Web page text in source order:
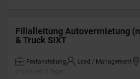
Filialleitung Autovermietung
& Truck SIXT
Festanstellung Lead / Management